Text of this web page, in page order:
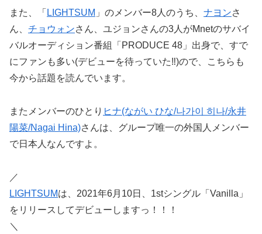
また、「 LIGHTSUM 」のメンバー8人のうち、 ナヨンさ
ん、 チョウォンさん、ユジョンさんの3人がMnetのサバイ
バルオーディション番組「PRODUCE 48」出身で、すで
にファンも多い(デビューを待っていた‼)ので、こちらも
今から話題を読んでいます。
またメンバーのひとり ヒナ(ながい ひな/나가이 히나/永井
陽菜/Nagai Hina)さんは、グループ唯一の外国人メンバー
で日本人なんですよ。
／
LIGHTSUMは、2021年6月10日、1stシングル「Vanilla」
をリリースしてデビューしますっ！！！
＼